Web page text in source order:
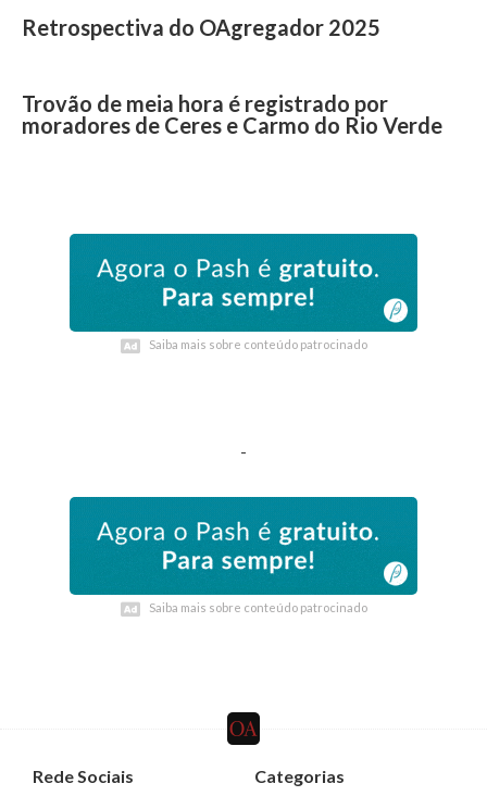
Retrospectiva do OAgregador 2025
Trovão de meia hora é registrado por
moradores de Ceres e Carmo do Rio Verde
Saiba mais sobre conteúdo patrocinado
Saiba mais sobre conteúdo patrocinado
-
Saiba mais sobre conteúdo patrocinado
Saiba mais sobre conteúdo patrocinado
Rede Sociais
Categorias